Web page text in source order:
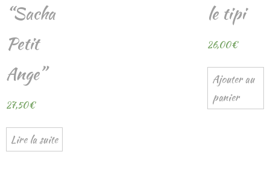
“Sacha
Petit
Ange”
27,50€
Lire la suite
le tipi
26,00€
Ajouter au
panier